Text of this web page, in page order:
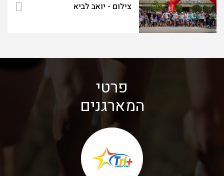
צילום - יואב לביא
פרטי
המארגנים